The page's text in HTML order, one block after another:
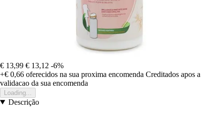
€ 13,99 € 13,12 -6%
+€ 0,66 oferecidos na sua proxima encomenda Creditados apos a
validacao da sua encomenda
Loading...
Descrição